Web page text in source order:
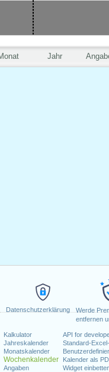
Datenschutzerklärung
Werde
entfernen
Kalkulator
Jahreskalender
Monatskalender
Wochenkalender
Angaben
API for
Standard-
Kalender als
Widget
Jahr